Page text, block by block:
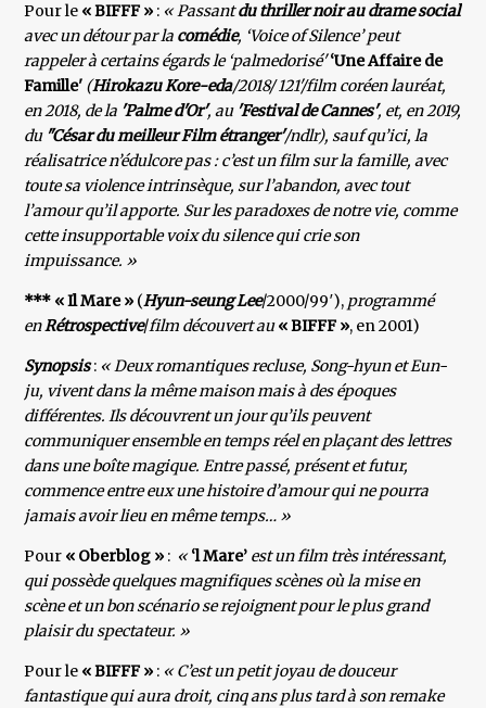
Pour le « BIFFF » : « Passantdu thriller noir au drame social
avec un détour par la comédie, ‘Voice of Silence’ peut
rappeler à certains égards le ‘palmedorisé'‘Une Affaire de
Famille' (Hirokazu Kore-eda/2018/ 121'/film coréen lauréat,
en 2018, de la 'Palme d'Or', au 'Festival de Cannes', et, en 2019,
du "César du meilleur Film étranger'/ndlr), sauf qu’ici, la
réalisatrice n’édulcore pas : c’est un film sur la famille, avec
toute sa violence intrinsèque, sur l’abandon, avec tout
l’amour qu’il apporte. Sur les paradoxes de notre vie, comme
cette insupportable voix du silence qui crie son
impuissance. »
*** « Il Mare » (Hyun-seung Lee/2000/99′), programmé
enRétrospective/film découvert au« BIFFF », en 2001)
Synopsis: « Deux romantiques recluse, Song-hyun et Eun-
ju, vivent dans la même maison mais à des époques
différentes. Ils découvrent un jour qu’ils peuvent
communiquer ensemble en temps réel en plaçant des lettres
dans une boîte magique. Entre passé, présent et futur,
commence entre eux une histoire d’amour qui ne pourra
jamais avoir lieu en même temps… »
Pour « Oberblog » : «‘l Mare’ est un film très intéressant,
qui possède quelques magnifiques scènes où la mise en
scène et un bon scénario se rejoignent pour le plus grand
plaisir du spectateur. »
Pour le « BIFFF » : « C’est un petit joyau de douceur
fantastique qui aura droit, cinq ans plus tard à son remake